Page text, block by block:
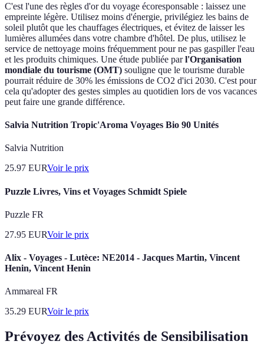
C'est l'une des règles d'or du voyage écoresponsable : laissez une
empreinte légère. Utilisez moins d'énergie, privilégiez les bains de
soleil plutôt que les chauffages électriques, et évitez de laisser les
lumières allumées dans votre chambre d'hôtel. De plus, utilisez le
service de nettoyage moins fréquemment pour ne pas gaspiller l'eau
et les produits chimiques. Une étude publiée parl'Organisation
mondiale du tourisme (OMT) souligne que le tourisme durable
pourrait réduire de 30% les émissions de CO2 d'ici 2030. C'est pour
cela qu'adopter des gestes simples au quotidien lors de vos vacances
peut faire une grande différence.
Salvia Nutrition Tropic'Aroma Voyages Bio 90 Unités
Salvia Nutrition
25.97 EURVoir le prix
Puzzle Livres, Vins et Voyages Schmidt Spiele
Puzzle FR
27.95 EURVoir le prix
Alix - Voyages - Lutèce: NE2014 - Jacques Martin, Vincent
Henin, Vincent Henin
Ammareal FR
35.29 EURVoir le prix
Prévoyez des Activités de Sensibilisation